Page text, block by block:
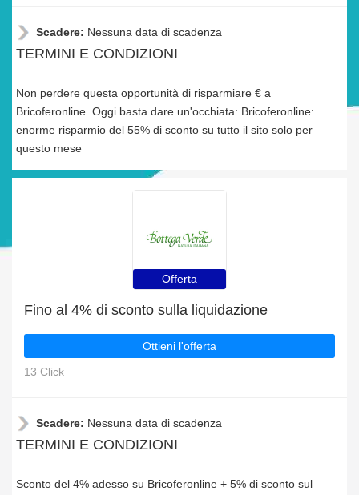
Scadere: Nessuna data di scadenza
TERMINI E CONDIZIONI
Non perdere questa opportunità di risparmiare € a
Bricoferonline. Oggi basta dare un'occhiata: Bricoferonline:
enorme risparmio del 55% di sconto su tutto il sito solo per
questo mese
Offerta
Fino al 4% di sconto sulla liquidazione
Ottieni l'offerta
13 Click
Scadere: Nessuna data di scadenza
TERMINI E CONDIZIONI
Sconto del 4% adesso su Bricoferonline + 5% di sconto sul